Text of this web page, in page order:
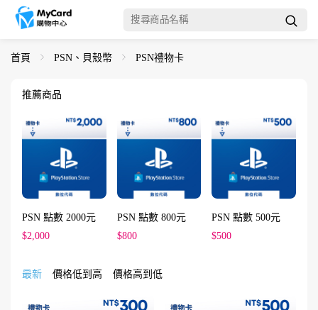
首頁 PSN、貝殼幣 PSN禮物卡
推薦商品
PSN 點數 2000元
$2,000
PSN 點數 800元
$800
PSN 點數 500元
$500
最新 價格低到高 價格高到低